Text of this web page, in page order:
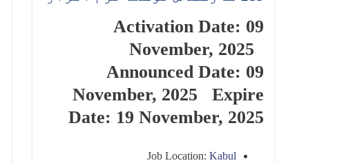
Activation Date: 09
November, 2025
Announced Date: 09
November, 2025 Expire
Date: 19 November, 2025
Job Location: Kabul